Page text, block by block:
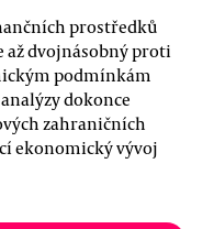
prostředků
až dvojnásobný proti
podmínkám
dokonce
zahraničních
ekonomický vývoj